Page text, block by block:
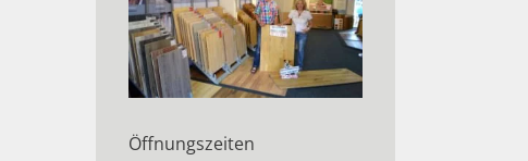
Öffnungszeiten